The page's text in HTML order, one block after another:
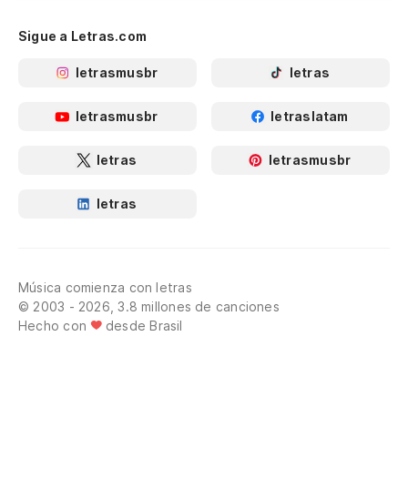
Sigue a Letras.com
letrasmusbr letras
letrasmusbr letraslatam
letras letrasmusbr
letras
Música comienza con letras
© 2003 - 2026, 3.8 millones de canciones
Hecho con
desde Brasil